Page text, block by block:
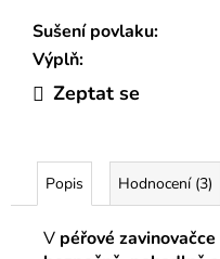
Sušení povlaku:
Výplň:
Zeptat se
Popis Hodnocení (3)
V péřové zavinovačce